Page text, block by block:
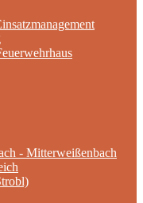
- Mitterweißenbach